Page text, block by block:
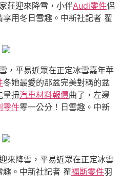
莊迎來降雪，小伴Audi零件侶
用冬日雪趣。中新社記者 翟
，平易近眾在正定冰雪嘉年華
冬她最愛的那盆完美對稱的盆
量扭汽車材料報價曲了，左邊
零件零一公分！日雪趣。中新
來降雪，平易近眾在正定冰雪
。中新社記者 翟福斯零件羽